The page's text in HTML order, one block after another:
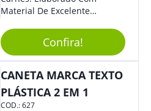
Material De Excelente
Tradicional, Sem Dúvidas É O
Brinde Certo Para Todos Os
Públicos. Personalize-O Com
Sua Marca. Seus Clientes E
Colaboradores Com Certeza
Irão Adorar.
Confira!
CANETA MARCA TEXTO
PLÁSTICA 2 EM 1
COD.:627